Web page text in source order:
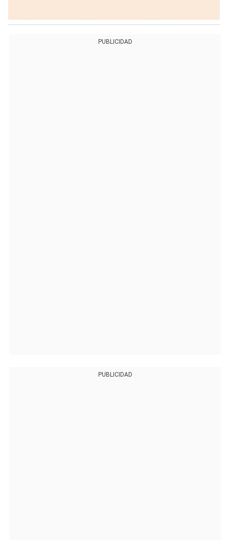
PUBLICIDAD
PUBLICIDAD